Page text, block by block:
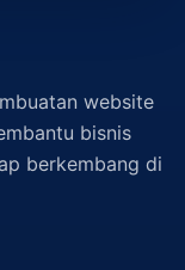
website
bisnis
berkembang di